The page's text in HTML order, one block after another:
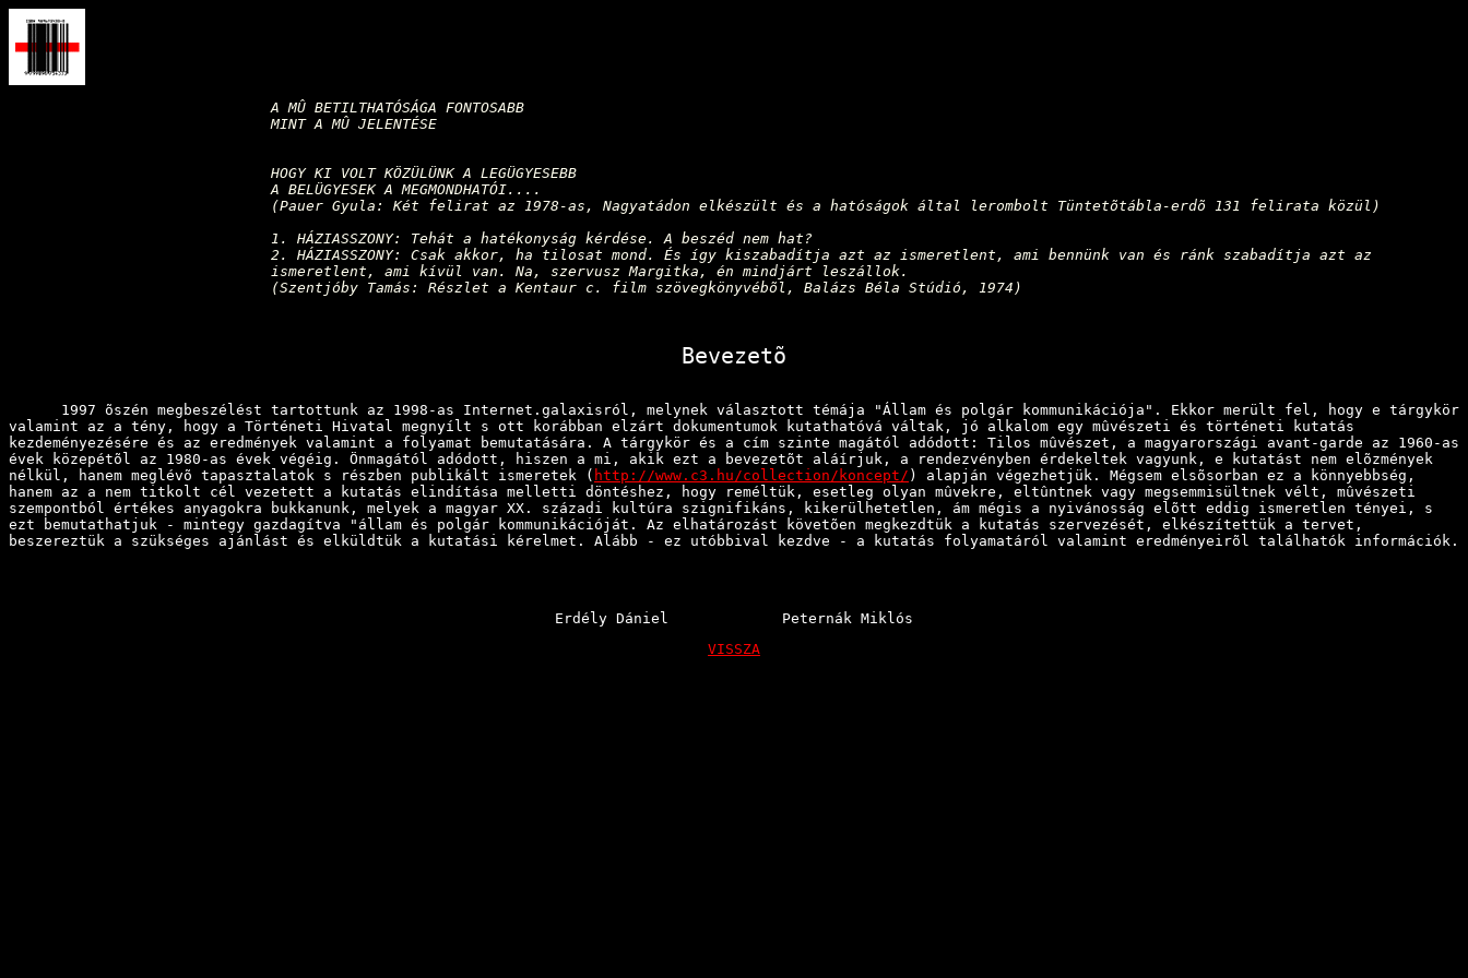
A MÛ BETILTHATÓSÁGA FONTOSABB
MINT A MÛ JELENTÉSE
HOGY KI VOLT KÖZÜLÜNK A LEGÜGYESEBB
A BELÜGYESEK A MEGMONDHATÓI....
(Pauer Gyula: Két felirat az 1978-as, Nagyatádon elkészült és a hatóságok által lerombolt Tüntetõtábla-erdõ 131 felirata közül)
1. HÁZIASSZONY: Tehát a hatékonyság kérdése. A beszéd nem hat?
2. HÁZIASSZONY: Csak akkor, ha tilosat mond. És így kiszabadítja azt az ismeretlent, ami bennünk van és ránk szabadítja azt az
ismeretlent, ami kívül van. Na, szervusz Margitka, én mindjárt leszállok.
(Szentjóby Tamás: Részlet a Kentaur c. film szövegkönyvébõl, Balázs Béla Stúdió, 1974)
Bevezetõ
1997 õszén megbeszélést tartottunk az 1998-as Internet.galaxisról, melynek választott témája "Állam és polgár kommunikációja". Ekkor merült fel, hogy e tárgykör
valamint az a tény, hogy a Történeti Hivatal megnyílt s ott korábban elzárt dokumentumok kutathatóvá váltak, jó alkalom egy mûvészeti és történeti kutatás
kezdeményezésére és az eredmények valamint a folyamat bemutatására. A tárgykör és a cím szinte magától adódott: Tilos mûvészet, a magyarországi avant-garde az 1960-as
évek közepétõl az 1980-as évek végéig. Önmagától adódott, hiszen a mi, akik ezt a bevezetõt aláírjuk, a rendezvényben érdekeltek vagyunk, e kutatást nem elõzmények
nélkül, hanem meglévõ tapasztalatok s részben publikált ismeretek ( http://www.c3.hu/collection/koncept/ ) alapján végezhetjük. Mégsem elsõsorban ez a könnyebbség,
hanem az a nem titkolt cél vezetett a kutatás elindítása melletti döntéshez, hogy reméltük, esetleg olyan mûvekre, eltûntnek vagy megsemmisültnek vélt, mûvészeti
szempontból értékes anyagokra bukkanunk, melyek a magyar XX. századi kultúra szignifikáns, kikerülhetetlen, ám mégis a nyivánosság elõtt eddig ismeretlen tényei, s
ezt bemutathatjuk - mintegy gazdagítva "állam és polgár kommunikációját. Az elhatározást követõen megkezdtük a kutatás szervezését, elkészítettük a tervet,
beszereztük a szükséges ajánlást és elküldtük a kutatási kérelmet. Alább - ez utóbbival kezdve - a kutatás folyamatáról valamint eredményeirõl találhatók információk.
Erdély Dániel Peternák Miklós
VISSZA